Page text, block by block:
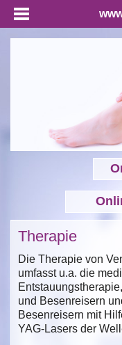
Therapie
Die Therapie von
umfasst u.a. die
und Besenreisern
Besenreisern mit
YAG-Lasers der